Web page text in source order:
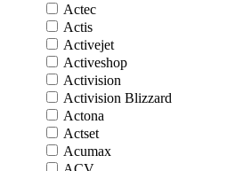
Actec
Actis
Activejet
Activeshop
Activision
Activision Blizzard
Actona
Actset
Acumax